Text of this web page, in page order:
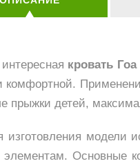
кровать Гоа
комфортной.
прыжки детей,
изготовления модели
элементам. Основные